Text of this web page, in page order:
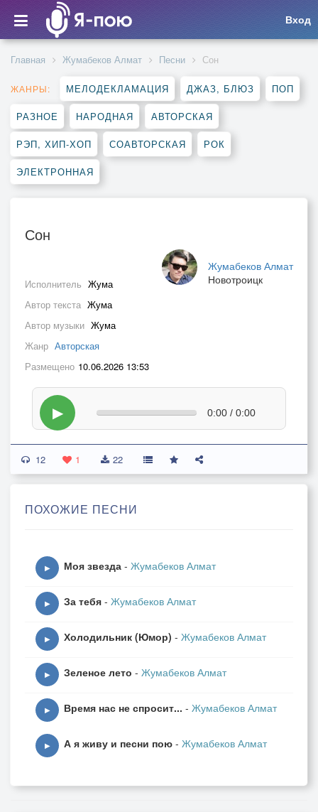
Вход
Главная Жумабеков Алмат Песни Сон
ЖАНРЫ: МЕЛОДЕКЛАМАЦИЯ ДЖАЗ, БЛЮЗ ПОП
РАЗНОЕ НАРОДНАЯ АВТОРСКАЯ
РЭП, ХИП-ХОП СОАВТОРСКАЯ РОК
ЭЛЕКТРОННАЯ
Сон
Жумабеков Алмат
Новотроицк
Исполнитель Жума
Автор текста Жума
Автор музыки Жума
Жанр Авторская
Размещено 10.06.2026 13:53
▶ 0:00 / 0:00
12 1 22
ПОХОЖИЕ ПЕСНИ
▶ Моя звезда - Жумабеков Алмат
▶ За тебя - Жумабеков Алмат
▶ Холодильник (Юмор) - Жумабеков Алмат
▶ Зеленое лето - Жумабеков Алмат
▶ Время нас не спросит... - Жумабеков Алмат
▶ А я живу и песни пою - Жумабеков Алмат